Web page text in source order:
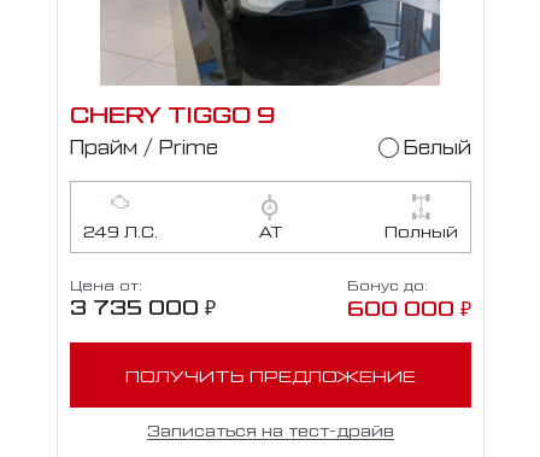
CHERY TIGGO 9
Прайм / Prime Белый
249 Л.С. АТ Полный
Цена от:
3 735 000 ₽
Бонус до:
600 000 ₽
ПОЛУЧИТЬ ПРЕДЛОЖЕНИЕ
Записаться на тест-драйв